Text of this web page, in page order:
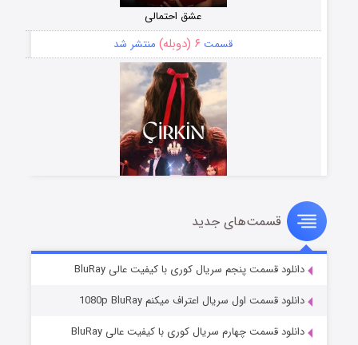
عشق احتمالی
قسمت ۶ (دوبله) منتشر شد
سریال زشت
قسمت۵ (زیرنویس) منتشر شد
قسمت‌های جدید
دانلود قسمت پنجم سریال کوری با کیفیت عالی BluRay
دانلود قسمت اول سریال اعتراف میکنم 1080p BluRay
دانلود قسمت چهارم سریال کوری با کیفیت عالی BluRay